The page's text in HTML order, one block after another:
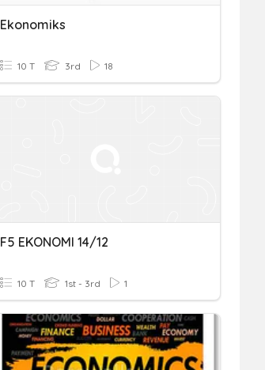
Ekonomiks
10 T 3rd 18
F5 EKONOMI 14/12
10 T 1st - 3rd 1